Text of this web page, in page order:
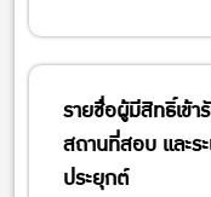
รายชื่อผู้มีสิทธิ์เข้า
สถานที่สอบ และร
ประยุกต์